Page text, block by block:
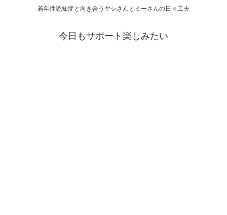
若年性認知症と向き合うヤシさんとミーさんの日々工夫
今日もサポート楽しみたい